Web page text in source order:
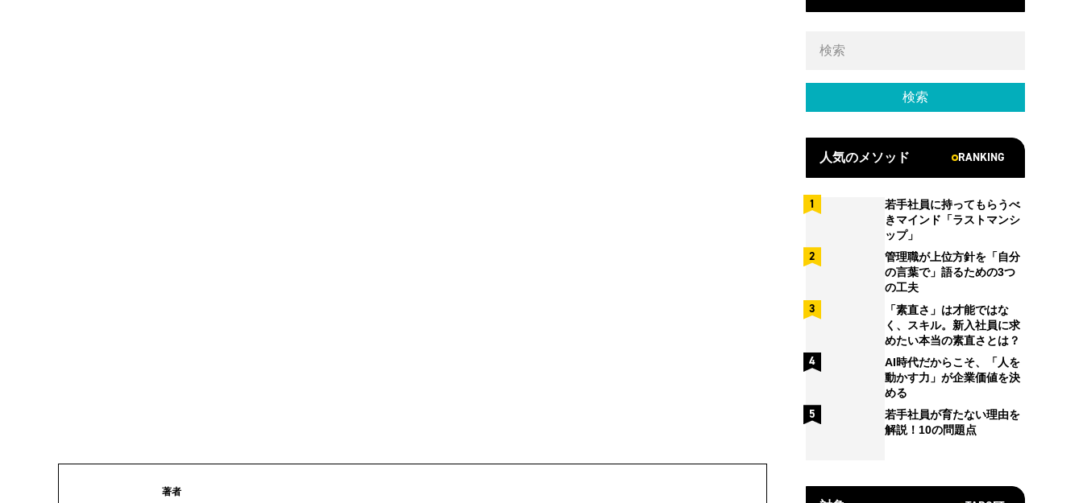
著者
人気のメソッド RANKING
若手社員に持ってもらうべ
きマインド「ラストマンシ
ップ」
管理職が上位方針を「自分
の言葉で」語るための3つ
の工夫
「素直さ」は才能ではな
く、スキル。新入社員に求
めたい本当の素直さとは？
AI時代だからこそ、「人を
動かす力」が企業価値を決
める
若手社員が育たない理由を
解説！10の問題点